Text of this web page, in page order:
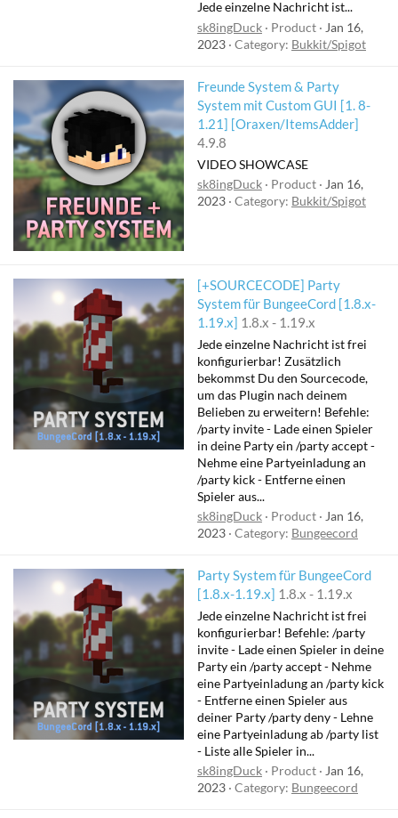
Jede einzelne Nachricht ist...
sk8ingDuck
Product
Jan 16,
2023 Category: Bukkit/Spigot
Freunde System & Party
System mit Custom GUI [1. 8-
1.21] [Oraxen/ItemsAdder]
t
u
4.9.8
VIDEO SHOWCASE
sk8ingDuck
Product
Jan 16,
2023 Category: Bukkit/Spigot
[+SOURCECODE] Party
System für BungeeCord [1.8.x-
1.19.x] 1.8.x - 1.19.x
Jede einzelne Nachricht ist frei
konfigurierbar! Zusätzlich
bekommst Du den Sourcecode,
um das Plugin nach deinem
Belieben zu erweitern! Befehle:
/party invite - Lade einen Spieler
in deine Party ein /party accept -
Nehme eine Partyeinladung an
/party kick - Entferne einen
Spieler aus...
sk8ingDuck
Product
Jan 16,
2023 Category: Bungeecord
Party System für BungeeCord
[1.8.x-1.19.x] 1.8.x - 1.19.x
Jede einzelne Nachricht ist frei
konfigurierbar! Befehle: /party
invite - Lade einen Spieler in deine
Party ein /party accept - Nehme
eine Partyeinladung an /party kick
- Entferne einen Spieler aus
deiner Party /party deny - Lehne
eine Partyeinladung ab /party list
- Liste alle Spieler in...
sk8ingDuck
Product
Jan 16,
2023 Category: Bungeecord